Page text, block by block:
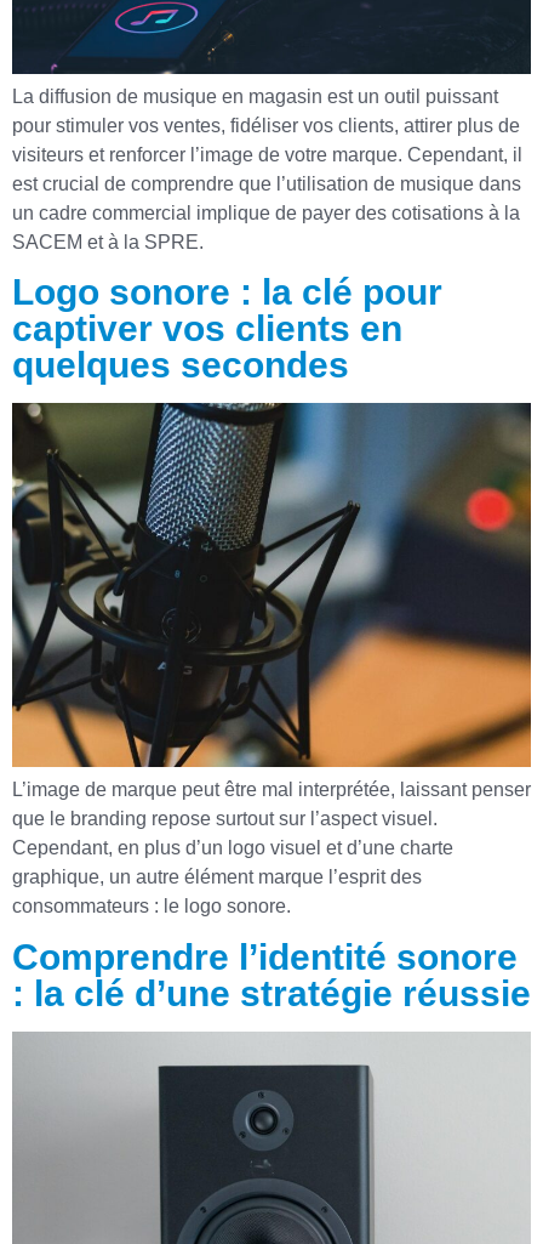
La diffusion de musique en magasin est un outil puissant
pour stimuler vos ventes, fidéliser vos clients, attirer plus de
visiteurs et renforcer l’image de votre marque. Cependant, il
est crucial de comprendre que l’utilisation de musique dans
un cadre commercial implique de payer des cotisations à la
SACEM et à la SPRE.
Logo sonore : la clé pour
captiver vos clients en
quelques secondes
L’image de marque peut être mal interprétée, laissant penser
que le branding repose surtout sur l’aspect visuel.
Cependant, en plus d’un logo visuel et d’une charte
graphique, un autre élément marque l’esprit des
consommateurs : le logo sonore.
Comprendre l’identité sonore
: la clé d’une stratégie réussie